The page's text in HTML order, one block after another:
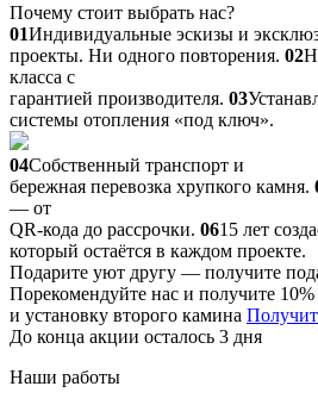
Почему стоит выбрать нас?
01Индивидуальные эскизы и
проекты. Ни одного повторения. 02
класса с
гарантией производителя. 03
системы отопления «под ключ».
04Собственный транспорт и
бережная перевозка хрупкого камня.
— от
QR-кода до рассрочки. 0615 лет
который остаётся в каждом проекте.
Подарите уют другу — получите
Порекомендуйте нас и получите
и установку второго камина
До конца акции осталось 3 дня
Наши работы